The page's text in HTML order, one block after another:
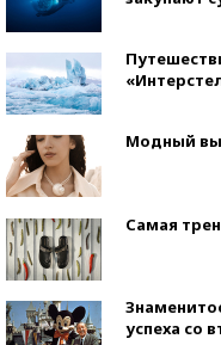
Модный
Самая
успеха со